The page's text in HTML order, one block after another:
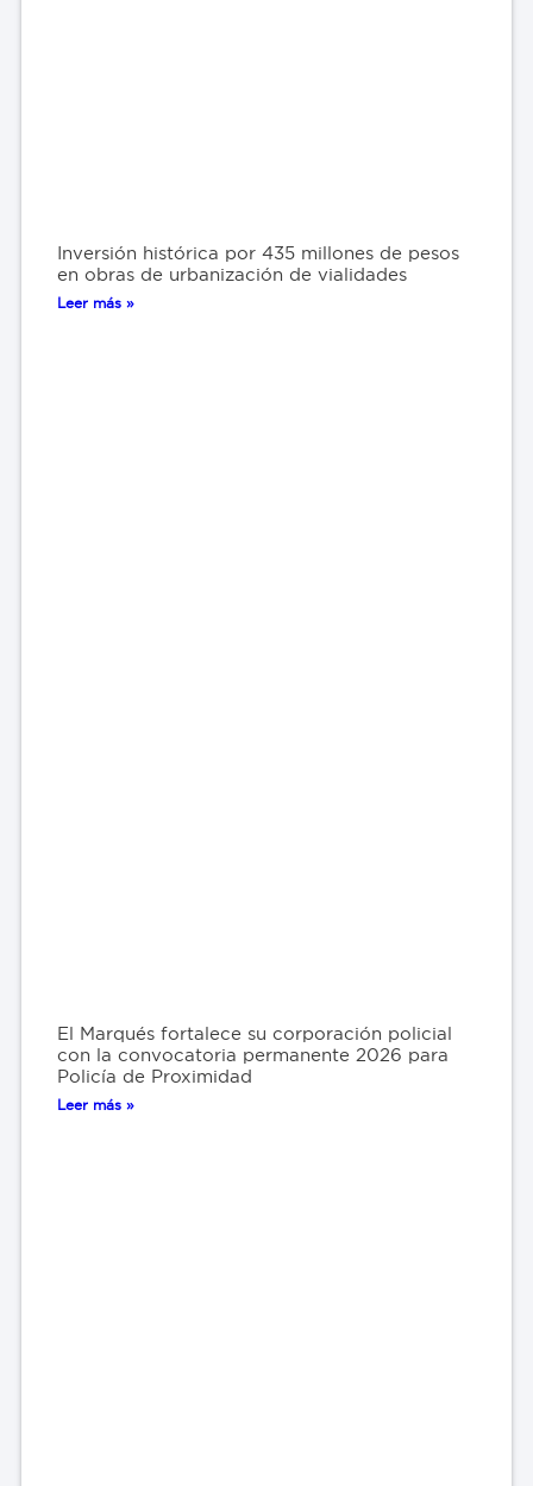
Inversión histórica por 435 millones de pesos
en obras de urbanización de vialidades
Leer más »
El Marqués fortalece su corporación policial
con la convocatoria permanente 2026 para
Policía de Proximidad
Leer más »